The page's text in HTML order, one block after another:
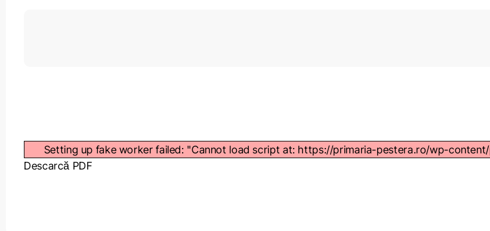
Setting up fake worker failed: "Cannot load script at: https://primaria-pestera.ro/wp-
Descarcă PDF